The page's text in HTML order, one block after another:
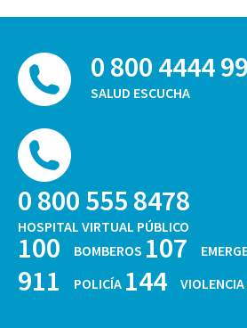
0 800 4444
SALUD ESCUCHA
0 800 555 8478
HOSPITAL VIRTUAL PÚBLICO
100 BOMBEROS 107
911 POLICÍA 144 VIOLENCIA